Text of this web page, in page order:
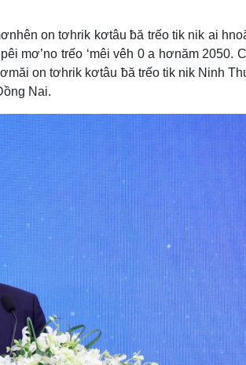
on tơhrik kơtâu ƀă trếo tik nik ai
mơ’no trếo ‘mêi vêh 0 a hơnăm 2050.
on tơhrik kơtâu ƀă trếo tik nik Ninh
Nai.